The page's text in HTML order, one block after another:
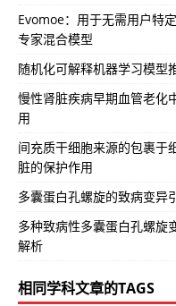
Evomoe：用于无需用户特
专家混合模型
随机化可解释机器学习模型
慢性肾脏疾病早期血管老化
用
间充质干细胞来源的包裹于
脏的保护作用
多囊蛋白孔螺旋的致病变异
多种致病性多囊蛋白孔螺旋
解析
相同学科文章的TAGS